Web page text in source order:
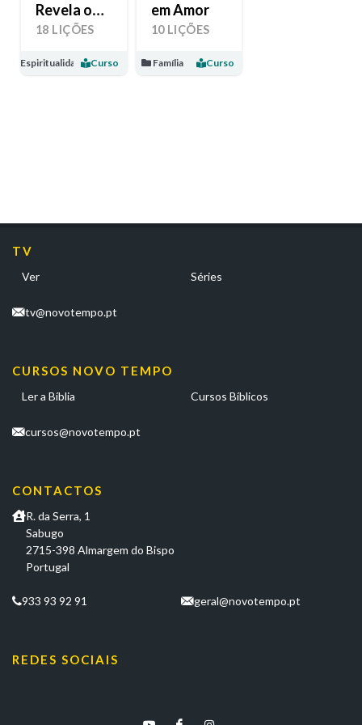
Revela o
Seu Amor
18 LIÇÕES
Espiritualidade Curso
em Amor
10 LIÇÕES
Família Curso
TV
Ver Séries
tv@novotempo.pt
CURSOS NOVO TEMPO
Ler a Bíblia Cursos Bíblicos
cursos@novotempo.pt
CONTACTOS
R. da Serra, 1
Sabugo
2715-398 Almargem do Bispo
Portugal
933 93 92 91 geral@novotempo.pt
REDES SOCIAIS